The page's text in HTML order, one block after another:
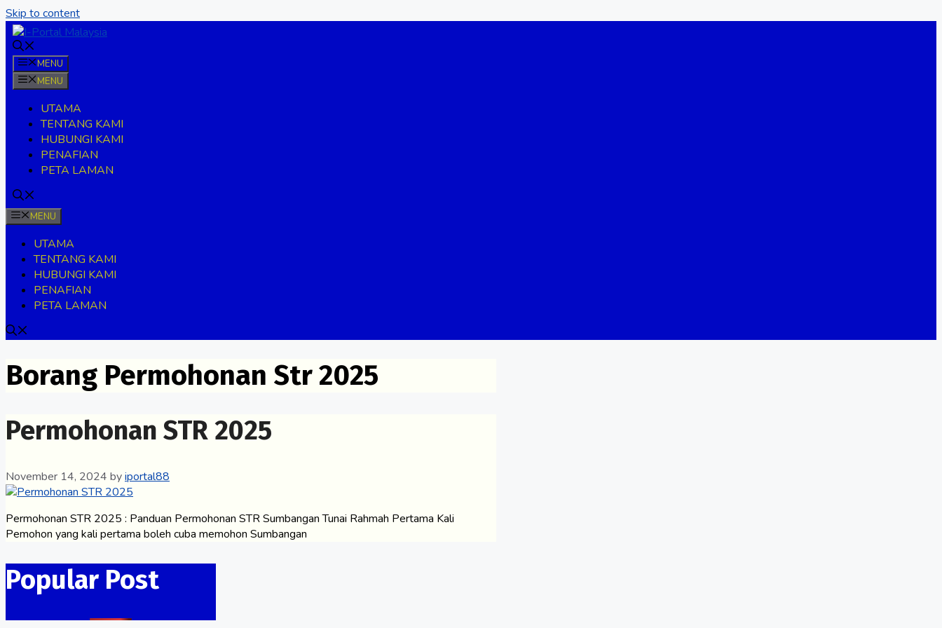
Skip to content
MENU
MENU
UTAMA
TENTANG KAMI
HUBUNGI KAMI
PENAFIAN
PETA LAMAN
MENU
UTAMA
TENTANG KAMI
HUBUNGI KAMI
PENAFIAN
PETA LAMAN
Borang Permohonan Str 2025
Permohonan STR 2025
November 14, 2024 byiportal88
Permohonan STR 2025 : Panduan Permohonan STR Sumbangan Tunai Rahmah Pertama Kali
Pemohon yang kali pertama boleh cuba memohon Sumbangan
Popular Post